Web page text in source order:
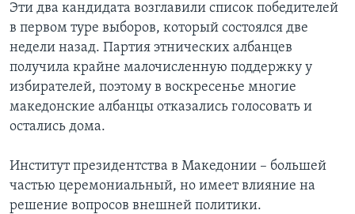
Эти два кандидата возглавили список победителей
в первом туре выборов, который состоялся две
недели назад. Партия этнических албанцев
получила крайне малочисленную поддержку у
избирателей, поэтому в воскресенье многие
македонские албанцы отказались голосовать и
остались дома.
Институт президентства в Македонии – большей
частью церемониальный, но имеет влияние на
решение вопросов внешней политики.